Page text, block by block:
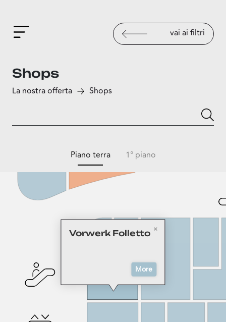
vai ai filtri
Shops
La nostra offerta Shops
Vorwerk Folletto
More
Piano terra 1° piano